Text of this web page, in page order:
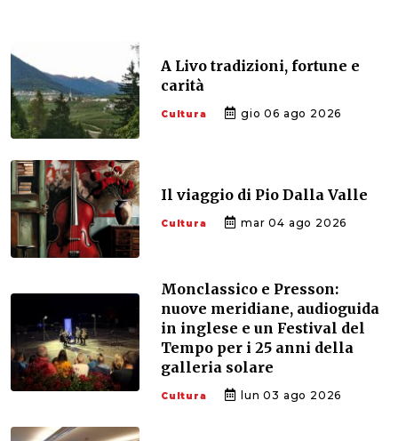
A Livo tradizioni, fortune e
carità
Cultura gio 06 ago 2026
Il viaggio di Pio Dalla Valle
Cultura mar 04 ago 2026
Monclassico e Presson:
nuove meridiane, audioguida
in inglese e un Festival del
Tempo per i 25 anni della
galleria solare
Cultura lun 03 ago 2026